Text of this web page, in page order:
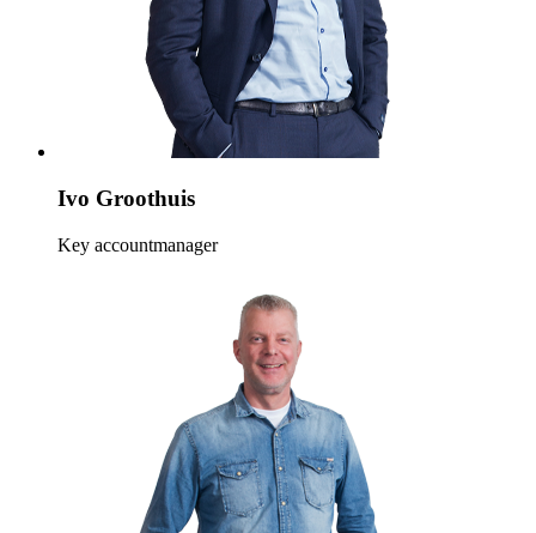
Ivo Groothuis
Key accountmanager